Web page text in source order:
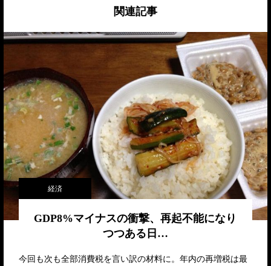
関連記事
経済
GDP8%マイナスの衝撃、再起不能になり
つつある日…
今回も次も全部消費税を言い訳の材料に。年内の再増税は最